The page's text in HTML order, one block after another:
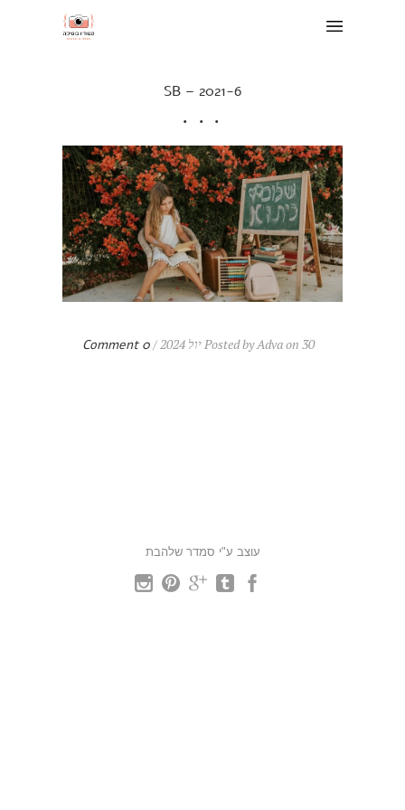
SB – 2021-6
Posted by Adva on 30 יול 2024 / 0 Comment
עוצב ע"י סמדר שלהבת